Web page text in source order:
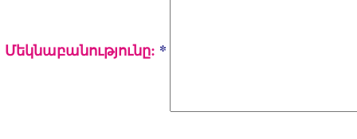
Մեկնաբանությունը: *